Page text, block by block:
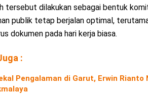
tersebut dilakukan sebagai bentuk
publik tetap berjalan optimal,
dokumen pada hari kerja biasa.
:
Pengalaman di Garut, Erwin Rianto